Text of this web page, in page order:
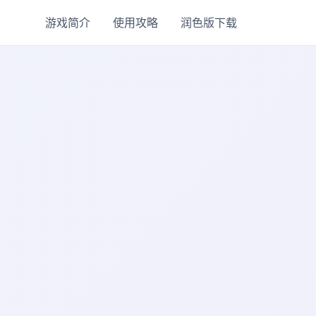
游戏简介 使用攻略 润色版下载